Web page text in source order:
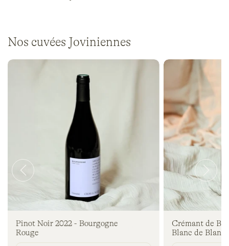
Nos cuvées Joviniennes
Pinot Noir 2022 - Bourgogne
Rouge
Crémant de
Blanc de Blancs